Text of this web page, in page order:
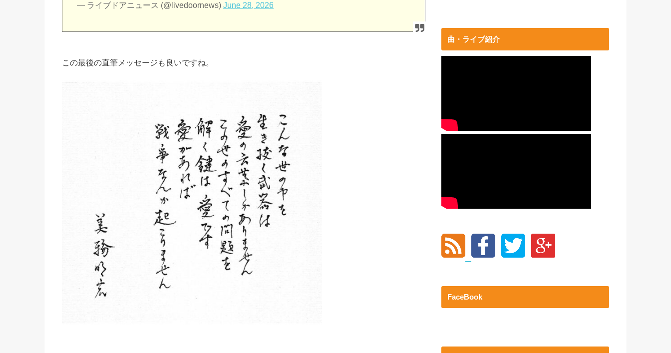
— ライブドアニュース (@livedoornews)June 28, 2026
この最後の直筆メッセージも良いですね。
曲・ライブ紹介
FaceBook